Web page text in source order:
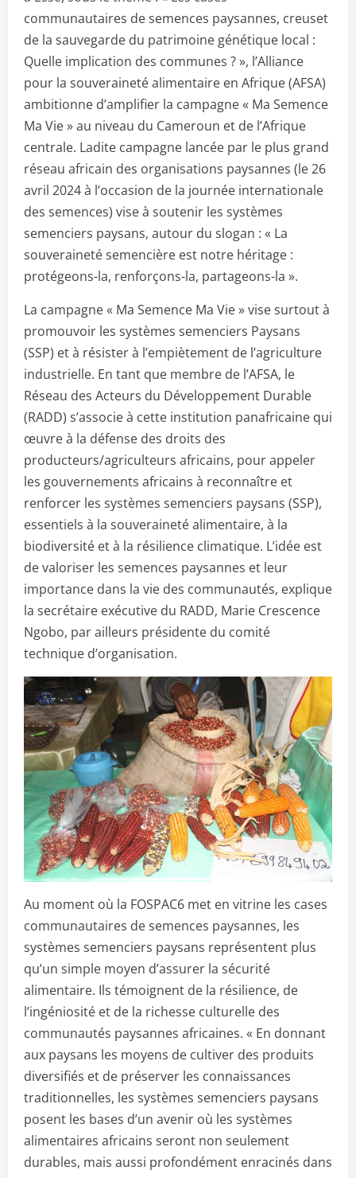
communautaires de semences paysannes, creuset
de la sauvegarde du patrimoine génétique local :
Quelle implication des communes ? », l’Alliance
pour la souveraineté alimentaire en Afrique (AFSA)
ambitionne d’amplifier la campagne « Ma Semence
Ma Vie » au niveau du Cameroun et de l’Afrique
centrale. Ladite campagne lancée par le plus grand
réseau africain des organisations paysannes (le 26
avril 2024 à l’occasion de la journée internationale
des semences) vise à soutenir les systèmes
semenciers paysans, autour du slogan : « La
souveraineté semencière est notre héritage :
protégeons-la, renforçons-la, partageons-la ».
La campagne « Ma Semence Ma Vie » vise surtout à
promouvoir les systèmes semenciers Paysans
(SSP) et à résister à l’empiètement de l’agriculture
industrielle. En tant que membre de l’AFSA, le
Réseau des Acteurs du Développement Durable
(RADD) s’associe à cette institution panafricaine qui
œuvre à la défense des droits des
producteurs/agriculteurs africains, pour appeler
les gouvernements africains à reconnaître et
renforcer les systèmes semenciers paysans (SSP),
essentiels à la souveraineté alimentaire, à la
biodiversité et à la résilience climatique. L’idée est
de valoriser les semences paysannes et leur
importance dans la vie des communautés, explique
la secrétaire exécutive du RADD, Marie Crescence
Ngobo, par ailleurs présidente du comité
technique d’organisation.
Au moment où la FOSPAC6 met en vitrine les cases
communautaires de semences paysannes, les
systèmes semenciers paysans représentent plus
qu’un simple moyen d’assurer la sécurité
alimentaire. Ils témoignent de la résilience, de
l’ingéniosité et de la richesse culturelle des
communautés paysannes africaines. « En donnant
aux paysans les moyens de cultiver des produits
diversifiés et de préserver les connaissances
traditionnelles, les systèmes semenciers paysans
posent les bases d’un avenir où les systèmes
alimentaires africains seront non seulement
durables, mais aussi profondément enracinés dans